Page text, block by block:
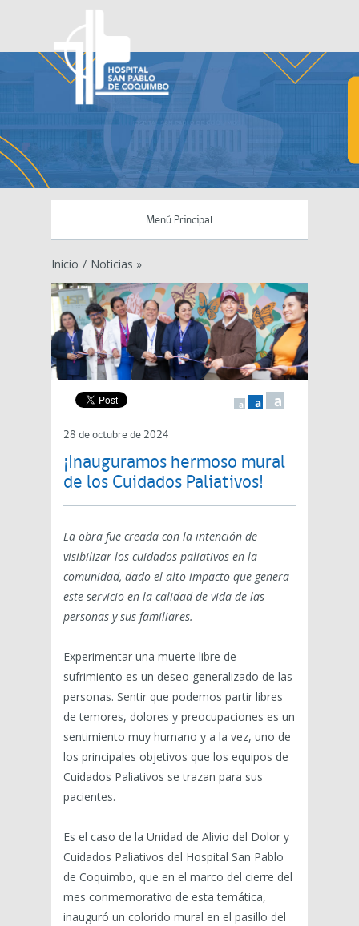
Menú Principal
Inicio / Noticias »
a a a
28 de octubre de 2024
¡Inauguramos hermoso mural
de los Cuidados Paliativos!
La obra fue creada con la intención de
visibilizar los cuidados paliativos en la
comunidad, dado el alto impacto que genera
este servicio en la calidad de vida de las
personas y sus familiares.
Experimentar una muerte libre de
sufrimiento es un deseo generalizado de las
personas. Sentir que podemos partir libres
de temores, dolores y preocupaciones es un
sentimiento muy humano y a la vez, uno de
los principales objetivos que los equipos de
Cuidados Paliativos se trazan para sus
pacientes.
Es el caso de la Unidad de Alivio del Dolor y
Cuidados Paliativos del Hospital San Pablo
de Coquimbo, que en el marco del cierre del
mes conmemorativo de esta temática,
inauguró un colorido mural en el pasillo del